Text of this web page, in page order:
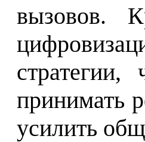
вызовов.
стратегии,
принимать
усилить